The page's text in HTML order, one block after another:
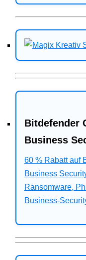
Bitdefender
Business
60 % Rabatt auf
Business
Ransomware,
Business-